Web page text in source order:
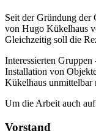
Seit der Gründung der
von Hugo Kükelhaus
Gleichzeitig soll die
Interessierten
Installation von
Kükelhaus unmittelbar
Um die Arbeit auch
Vorstand